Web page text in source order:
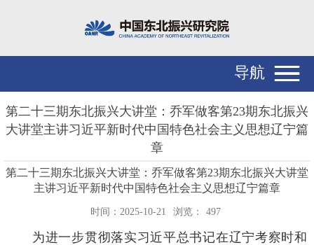
导航
第二十三期东北振兴大讲堂：乔军做客第23期东北振兴
大讲堂主讲习近平新时代中国特色社会主义思想辽宁篇
章
第二十三期东北振兴大讲堂：乔军做客第23期东北振兴大讲堂
主讲习近平新时代中国特色社会主义思想辽宁篇章
时间：2025-10-21 浏览： 497
为进一步贯彻落实习近平总书记在辽宁考察时和